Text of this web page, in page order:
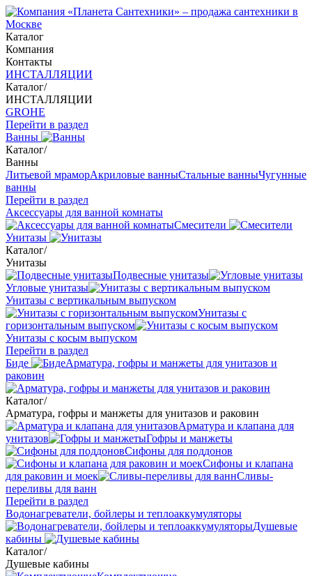
Каталог
Компания
Контакты
ИНСТАЛЛЯЦИИ
Каталог/
ИНСТАЛЛЯЦИИ
GROHE
Перейти в раздел
Ванны
Каталог/
Ванны
Литьевой мраморАкриловые ванныСтальные ванныЧугунные
ванны
Перейти в раздел
Аксессуары для ванной комнаты
Смесители
Унитазы
Каталог/
Унитазы
Подвесные унитазы
Угловые унитазы
Унитазы с вертикальным выпуском
Унитазы с
горизонтальным выпуском
Унитазы с косым выпуском
Перейти в раздел
Биде
Арматура, гофры и манжеты для унитазов и
раковин
Каталог/
Арматура, гофры и манжеты для унитазов и раковин
Арматура и клапана для
унитазов
Гофры и манжеты
Сифоны для поддонов
Сифоны и клапана
для раковин и моек
Сливы-
переливы для ванн
Перейти в раздел
Водонагреватели, бойлеры и теплоаккумуляторы
Душевые
кабины
Каталог/
Душевые кабины